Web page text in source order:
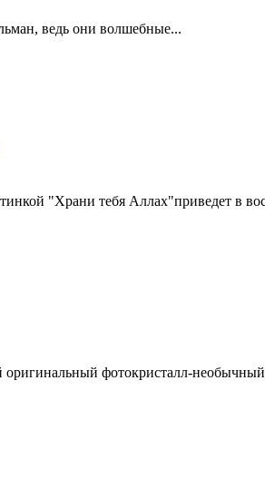
ведь они волшебные...
"Храни тебя Аллах"приведет в
фотокристалл-